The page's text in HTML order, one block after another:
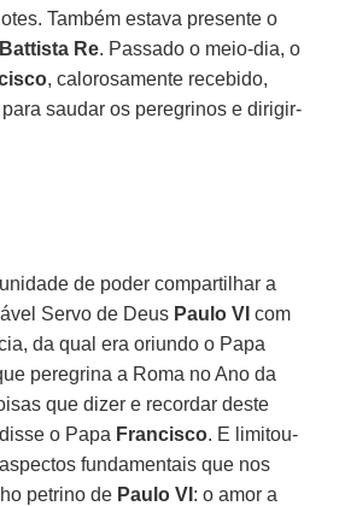
Também estava presente o
Re. Passado o meio-dia, o
, calorosamente recebido,
saudar os peregrinos e dirigir-
de poder compartilhar a
Servo de Deus Paulo VI com
da qual era oriundo o Papa
peregrina a Roma no Ano da
que dizer e recordar deste
o Papa Francisco. E limitou-
fundamentais que nos
petrino de Paulo VI : o amor a